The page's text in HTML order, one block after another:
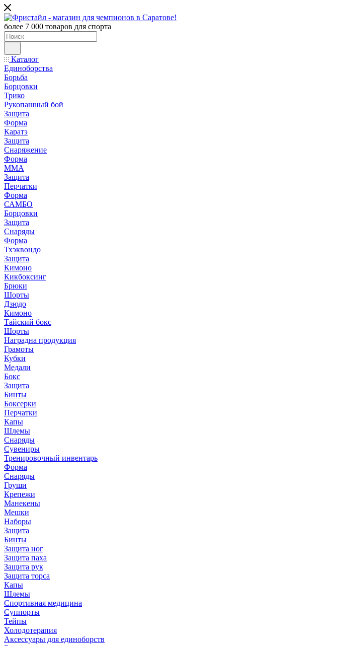
более 7 000 товаров для спорта
Каталог
Единоборства
Борьба
Борцовки
Трико
Рукопашный бой
Защита
Форма
Каратэ
Защита
Снаряжение
Форма
ММА
Защита
Перчатки
Форма
САМБО
Борцовки
Защита
Снаряды
Форма
Тхэквондо
Защита
Кимоно
Кикбоксинг
Брюки
Шорты
Дзюдо
Кимоно
Тайский бокс
Шорты
Наградна продукция
Грамоты
Кубки
Медали
Бокс
Защита
Бинты
Боксерки
Перчатки
Капы
Шлемы
Снаряды
Сувениры
Тренировочный инвентарь
Форма
Снаряды
Груши
Крепежи
Манекены
Мешки
Наборы
Защита
Бинты
Защита ног
Защита паха
Защита рук
Защита торса
Капы
Шлемы
Спортивная медицина
Суппорты
Тейпы
Холодотерапия
Аксессуары для единоборств